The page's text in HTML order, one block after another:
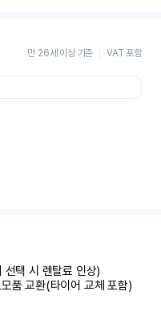
만 26세 이상 기준 VAT 포함
선택 시 렌탈료 인상)
품 교환(타이어 교체 포함)